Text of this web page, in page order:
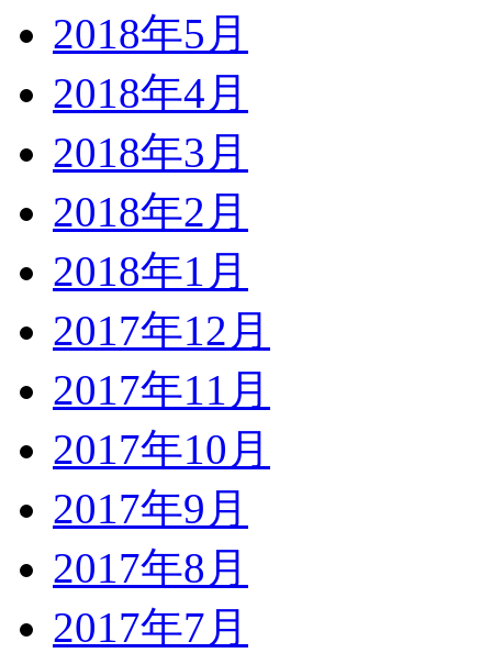
2018年5月
2018年4月
2018年3月
2018年2月
2018年1月
2017年12月
2017年11月
2017年10月
2017年9月
2017年8月
2017年7月